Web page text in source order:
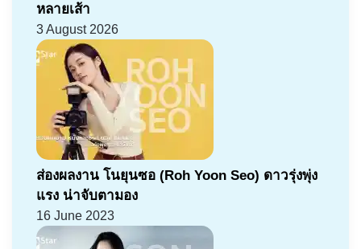
หลายเส้า
3 August 2026
ส่องผลงาน โนยุนซอ (Roh Yoon Seo) ดาวรุ่งพุ่ง
แรง น่าจับตามอง
16 June 2023